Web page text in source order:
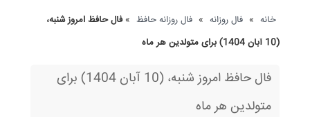
خانه » فال روزانه » فال روزانه حافظ »فال حافظ امروز شنبه،
(10 آبان 1404) برای متولدین هر ماه
فال حافظ امروز شنبه، (10 آبان 1404) برای
متولدین هر ماه